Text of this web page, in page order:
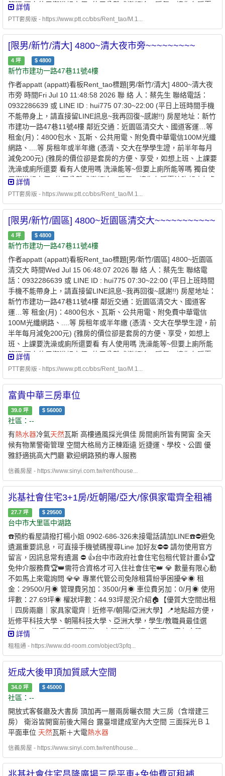
等嗎 獨自使用衛浴超方便} 使用分離式變頻冷、暖氣，讓你冬暖夏
涼吹起來無負擔~ 入住日期：即日起~(喜歡愛乾淨、無吸菸的你前
水機、吸塵器、100M光纖網路(有頻寬管理)....等 格局坪數：約4坪
參考圖片: https://www.flickr.com/photos/200805286@N03 備 註：
1.重新整理清大夜市旁，生活機能超方便，適合單身學生、上班
族， 2.有對外窗、採光一級棒~晚上安靜不吵雜，附近有清大夜市、
局、公家機關...等 旁有免費園區接駁車 3.月租4800包水、瓦斯、公
共用電、附免費中華電信100M光纖網路(有頻寬管理)，附家電 、
傢俱、 分離式變頻冷暖氣、木質地板、洗衣機(免投幣式洗衣機)，
電費依獨 立電表計。 4. 洗澡使用天然瓦斯 熱水器，而非耗電且冬
天不夠熱的 電熱水器 、或洗熱水澡被限 制水量的 儲熱 式電熱水
器。 5. 24H錄影設備保障住戶安全。 6.本址位於清大夜市旁，到清
大根本不需騎車、交大園區騎車也只要約5分鐘車程， 往返的時間
與油錢就不知省多少了 讀書到半夜，想吃個宵夜，下樓走個兩步就
有了! 位於市區卻沒有市區的喧囂，多好的地方啊~ 7.【家電傢俱只
要非人為因素損壞都算房東的】【禁養寵物、植物】 0932286639
蔡先生
詳情
PTT套房版 - https://www.ptt.cc/bbs/Rent_tao/M.1...
[限男/新竹/清大] 4800~清大夜市旁~~~~~~~~~
4 坪 $ 4800
新竹市建功一路47巷11號4樓
作者appatt (appatt)看板Rent_tao標題[男/新竹/清大] 4800~清大夜
市旁 時間Fri Jul 10 11:48:58 2026 聯 絡 人：蔡先生 聯絡電話：
0932286639 或 LINE ID : hui775 07:30~22:00 (平日上班時間手機
不能帶身上，請直接留LINE訊息~我再回復~感謝!!) 房屋地址：新竹
市建功一路47巷11號4樓 鄰近交通：近園區清交大、國道客運…等
租金(月)：4800包水、瓦斯、公共用電、附免費中華電信100M光纖
網路、....等 房租年或半年繳 (憑清、交大在學學生證，前半年每月
減免200元) {雅房的價位卻是套房的方便、享受，如想上班、上課要
洗澡或廁所還要 看有人使用嗎 洗澡能等~但要上廁所能等嗎 獨自使
用衛浴超方便} 使用分離式變頻冷、暖氣，讓你冬暖夏涼吹起來無負
擔~ 入住日期：即日起~(喜歡愛乾淨、無吸菸的你前來入住) 押 金：
器、100M光纖網路(有頻寬管理)....等 格局坪數：約4坪 參考圖片:
https://www.flickr.com/photos/200805286@N03 備 註： 1.重新整
理清大夜市旁，生活機能超方便，適合單身學生、上班族， 2.有對
外窗、採光一級棒~晚上安靜不吵雜，附近有清大夜市、便利商店、
關...等 旁有免費園區接駁車 3.月租4800包水、瓦斯、公共用電、附
免費中華電信100M光纖網路(有頻寬管理)，附家電 、 傢俱、 分離
式變頻冷暖氣、木質地板、洗衣機(免投幣式洗衣機)，電費依獨 立
電表計。 4. 洗澡使用天然瓦斯熱水器
，而非耗電且冬天不夠熱的
電 熱水器、或洗熱水澡被限 制水量的 儲熱 式電熱水器。 5. 24H錄
影設備保障住戶安全。 6.本址位於清大夜市旁，到清大根本不需騎
車、交大園區騎車也只要約5分鐘車程， 往返的時間與油錢就不知
省多少了 讀書到半夜，想吃個宵夜，下樓走個兩步就有了! 位於市
區卻沒有市區的喧囂，多好的地方啊~ 7.【家電傢俱只要非人為因素
損壞都算房東的】【禁養寵物、植物】 0932286639 蔡先生
詳情
PTT套房版 - https://www.ptt.cc/bbs/Rent_tao/M.1...
[限男/新竹/園區] 4800~近園區清交大~~~~~~~~~~~
4 坪 $ 4800
新竹市建功一路47巷11號4樓
作者appatt (appatt)看板Rent_tao標題[男/新竹/園區] 4800~近園區
清交大 時間Wed Jul 15 06:48:07 2026 聯 絡 人：蔡先生 聯絡電
話：0932286639 或 LINE ID : hui775 07:30~22:00 (平日上班時間
手機不能帶身上，請直接留LINE訊息~我再回復~感謝!!) 房屋地址：
新竹市建功一路47巷11號4樓 鄰近交通：近園區清交大、國道客
運…等 租金(月)：4800包水、瓦斯、公共用電、附免費中華電信
100M光纖網路、....等 房租年或半年繳 (憑清、交大在學學生證，前
半年每月減免200元) {雅房的價位卻是套房的方便、享受，如想上
班、上課要洗澡或廁所還要看 有人使用嗎 洗澡能等~但要上廁所能
等嗎 獨自使用衛浴超方便} 使用分離式變頻冷、暖氣，讓你冬暖夏
涼吹起來無負擔~ 入住日期：即日起~(喜歡愛乾淨、無吸菸的你前
水機、吸塵器、100M光纖網路(有頻寬管理)....等 格局坪數：約4坪
參考圖片: https://www.flickr.com/photos/200805286@N03 備 註：
1.重新整理清大夜市旁，生活機能超方便，適合單身學生、上班
族， 2.有對外窗、採光一級棒~晚上安靜不吵雜，附近有清大夜市、
局、公家機關...等 旁有免費園區接駁車 3.月租4800包水、瓦斯、公
共用電、附免費中華電信100M光纖網路(有頻寬管理)，附家電 、
傢俱、 分離式變頻冷暖氣、木質地板、洗衣機(免投幣式洗衣機)，
電費依獨 立電表計。 4. 洗澡使用天然瓦斯
天不夠熱的 電熱水器、或洗熱水澡被限 制水量的 儲熱 式電熱水
器。 5. 24H錄影設備保障住戶安全。 6.本址位於清大夜市旁，到清
大根本不需騎車、交大園區騎車也只要約5分鐘車程， 往返的時間
與油錢就不知省多少了 讀書到半夜，想吃個宵夜，下樓走個兩步就
有了! 位於市區卻沒有市區的喧囂，多好的地方啊~ 7.【家電傢俱只
要非人為因素損壞都算房東的】【禁養寵物、植物】 0932286639
蔡先生
詳情
PTT套房版 - https://www.ptt.cc/bbs/Rent_tao/M.1...
富貴中華三房車位
39.0 坪 $ 56000
社區：--
有熱水器冷氣天然瓦斯 高樓通風採光俱佳 房間廁所皆有開窗 全天
候有物業警衛管理 空間大格局方正棟距遠 近捷運、學校、公園 優
雅舒適挑高大門廳 歡迎網路預約專人服務
信義房屋 - https://www.sinyi.com.tw/rent/house...
兆基社會住宅3+1房/近朝陽/亞大/傢俱家電齊全租補
27.7 坪 $ 29500
台中市大里區中湖路
☎️預約看屋請撥打楊小姐 0902-686-326未接電話請加LINE☎️⛔️避免
遺漏重要訊息，可直接手機號碼搜尋Line 加好友⛔️⛔️ 請勿使用官方
留言，因訊息常有遺漏 ⛔️ 👍台中市政府社會住宅包租代管計畫👍🏆
免仲介服務費🏆👑需符合資格才可入住社會住宅👑 💎 數量有限心動
不如馬上來電詢問 💎💎 專業代管公司免除租賃紛爭困擾💎◉ 租
金：29500/月◉ 管理費另加：3500/月◉ 車位費另加：0/月◉ 使用
坪數：27.69坪◉ 權狀坪數：44.93坪屋況介紹🏠【優質大空間出租
｜四房兩廳｜家具家電齊｜近修平/朝陽/亞洲大學】📍地點超方便，
近修平科技大學、朝陽科技大學、亞洲大學，學生/教職員最佳選
擇！🔹 格局：四房兩廳兩衛🔹 空間寬敞，適合家庭、室友合租🔹
家具家電齊全，拎包即可入住（含冷氣、冰箱、廚具、洗衣機、床
採光良好、通風佳，居住舒適🔹 附近生活機能完善，超商、餐廳、
公車站一應俱全🔹 社區安靜安全，機械車位上層，停車方便 - 可開
伙、禁養寵物、禁止祭祀、禁釘牆面、室內禁菸 -🌟可協助申請300
億元中央擴大租金補貼🌟⭐️兆基屋管 x 凱基銀行⭐️業界首例跨業合作
動扣繳，不怕又忘記* 利用刷卡繳納房租，快速建立個人信用* 妥善
的靈活運用現金，培養記帳好習慣 申請資格：（1）申請人年滿十
八歲之中華民國國民。（2）申請人及其配偶(含分戶配偶)、 申請人
戶籍內直系親屬(以下簡稱家庭成員)之財產狀況應符合下列條件：
（3）於台中、彰化、南投均無自有住宅。（4）人均所得未超過
56,270元/月。（5）動產限額437萬、不動產限額560萬。（6）申
詳情
租租通 - https://www.dd-room.com/object/3pfq...
近成大後甲頂加質感大空間
34.0 坪 $ 45000
社區：--
開放式客餐廳及大書房 頂加再一層兩房曬衣間 大三房（含增建三
房） 衛浴皆開窗前後大陽台 露臺增建成室內大空間 三面採光Ｂ１
平面車位 天然瓦斯＋大電熱水器
信義房屋 - https://www.sinyi.com.tw/rent/house...